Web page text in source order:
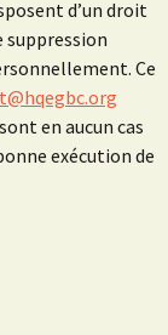
d’un droit
suppression
Ce
en aucun cas
exécution de